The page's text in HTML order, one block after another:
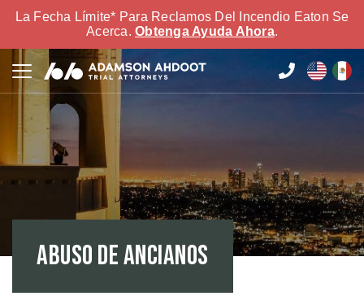
La Fecha Límite* Para Reclamos Del Incendio Eaton Se
Acerca. Obtenga Ayuda Ahora.
Abuso de Ancianos